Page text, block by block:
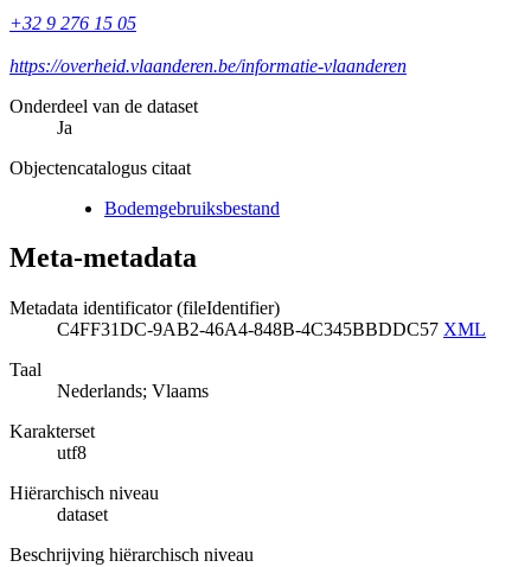
+32 9 276 15 05
https://overheid.vlaanderen.be/informatie-vlaanderen
Onderdeel van de dataset
Ja
Objectencatalogus citaat
Bodemgebruiksbestand
Meta-metadata
Metadata identificator (fileIdentifier)
C4FF31DC-9AB2-46A4-848B-4C345BBDDC57 XML
Taal
Nederlands; Vlaams
Karakterset
utf8
Hiërarchisch niveau
dataset
Beschrijving hiërarchisch niveau